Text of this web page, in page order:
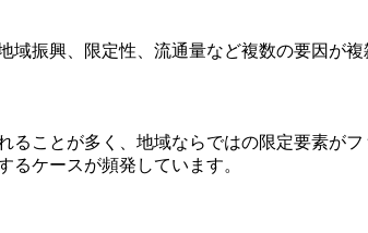
振興、限定性、流通量など複数の要因が複
ことが多く、地域ならではの限定要素が
ケースが頻発しています。